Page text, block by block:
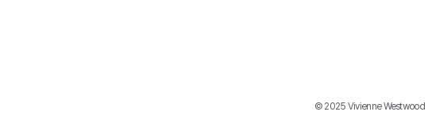
© 2025 Vivienne Westwood